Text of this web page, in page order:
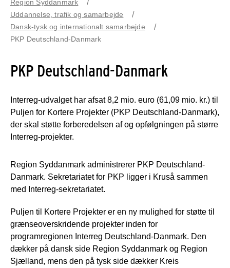
Region Syddanmark
Uddannelse, trafik og samarbejde
Dansk-tysk og internationalt samarbejde
PKP Deutschland-Danmark
PKP Deutschland-Danmark
Interreg-udvalget har afsat 8,2 mio. euro (61,09 mio. kr.) til
Puljen for Kortere Projekter (PKP Deutschland-Danmark),
der skal støtte forberedelsen af og opfølgningen på større
Interreg-projekter.
Region Syddanmark administrerer PKP Deutschland-
Danmark. Sekretariatet for PKP ligger i Kruså sammen
med Interreg-sekretariatet.
Puljen til Kortere Projekter er en ny mulighed for støtte til
grænseoverskridende projekter inden for
programregionen Interreg Deutschland-Danmark. Den
dækker på dansk side Region Syddanmark og Region
Sjælland, mens den på tysk side dækker Kreis